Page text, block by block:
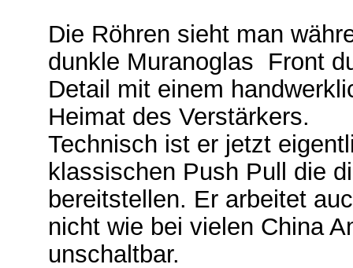
Die Röhren sieht man
dunkle Muranoglas Front
Detail mit einem
Heimat des Verstärkers.
Technisch ist er jetzt
klassischen Push Pull die
bereitstellen. Er arbeitet
nicht wie bei vielen China
unschaltbar.